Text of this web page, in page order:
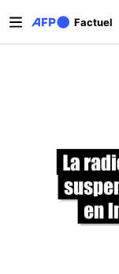
Factuel
Onglets